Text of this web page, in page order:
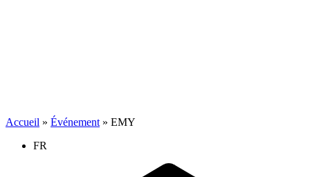
Accueil » Événement » EMY
FR